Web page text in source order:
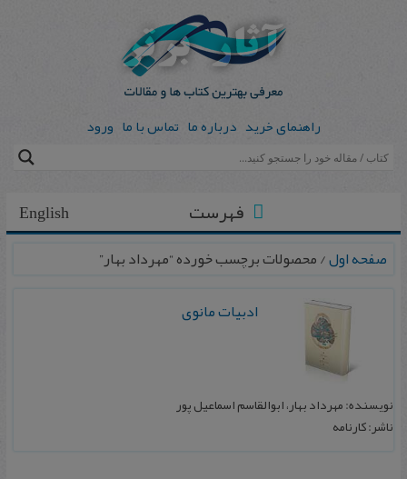
راهنمای خرید درباره ما تماس با ما ورود
English فهرست
صفحه اول/ محصولات برچسب خورده “مهرداد بهار”
ادبیات مانوی
نویسنده: مهرداد بهار، ابوالقاسم اسماعيل پور
ناشر: کارنامه